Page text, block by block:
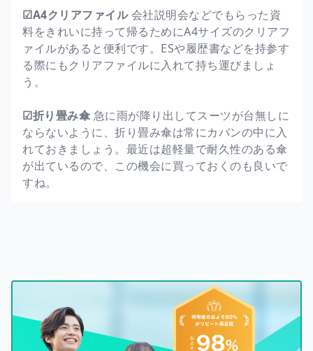
☑A4クリアファイル会社説明会などでもらった資
料をきれいに持って帰るためにA4サイズのクリアフ
ァイルがあると便利です。ESや履歴書などを持参す
る際にもクリアファイルに入れて持ち運びましょ
う。
☑折り畳み傘 急に雨が降り出してスーツが台無しに
ならないように、折り畳み傘は常にカバンの中に入
れておきましょう。最近は超軽量で耐久性のある傘
が出ているので、この機会に買っておくのも良いで
すね。